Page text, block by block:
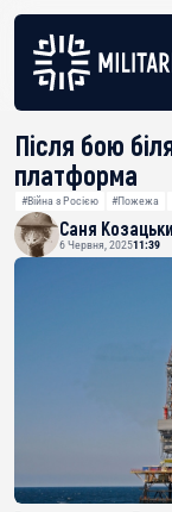
Після бою
платформа
#Війна з Росією #Пожежа
Саня
6 Червня, 202511:39